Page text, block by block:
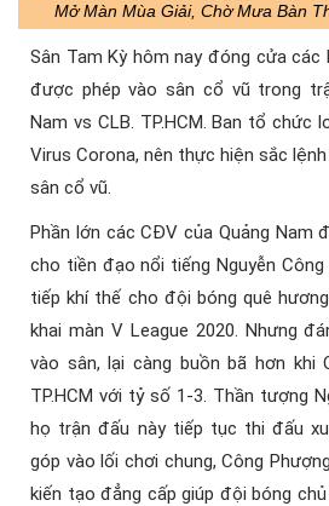
Mở Màn Mùa Giải, Chờ Mưa Bàn
Sân Tam Kỳ hôm nay đóng cửa các
được phép vào sân cổ vũ trong
Nam vs CLB. TP.HCM. Ban tổ chức
Virus Corona, nên thực hiện sắc
sân cổ vũ.
Phần lớn các CĐV của Quảng Nam
cho tiền đạo nổi tiếng Nguyễn
tiếp khí thế cho đội bóng quê
khai màn V League 2020. Nhưng
vào sân, lại càng buồn bã hơn khi
TP.HCM với tỷ số 1-3. Thần tượng
họ trận đấu này tiếp tục thi đấu
góp vào lối chơi chung, Công
kiến tạo đẳng cấp giúp đội bóng